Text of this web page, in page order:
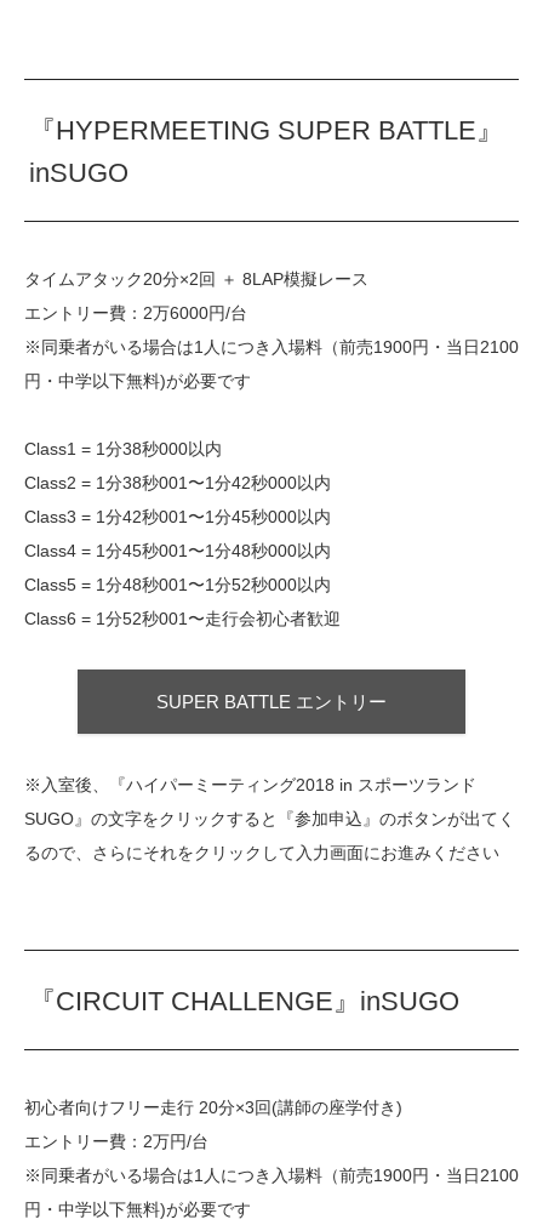
『HYPERMEETING SUPER BATTLE』
inSUGO
タイムアタック20分×2回 ＋ 8LAP模擬レース
エントリー費：2万6000円/台
※同乗者がいる場合は1人につき入場料（前売1900円・当日2100
円・中学以下無料)が必要です
Class1 = 1分38秒000以内
Class2 = 1分38秒001〜1分42秒000以内
Class3 = 1分42秒001〜1分45秒000以内
Class4 = 1分45秒001〜1分48秒000以内
Class5 = 1分48秒001〜1分52秒000以内
Class6 = 1分52秒001〜走行会初心者歓迎
SUPER BATTLE エントリー
※入室後、『ハイパーミーティング2018 in スポーツランド
SUGO』の文字をクリックすると『参加申込』のボタンが出てく
るので、さらにそれをクリックして入力画面にお進みください
『CIRCUIT CHALLENGE』inSUGO
初心者向けフリー走行 20分×3回(講師の座学付き)
エントリー費：2万円/台
※同乗者がいる場合は1人につき入場料（前売1900円・当日2100
円・中学以下無料)が必要です